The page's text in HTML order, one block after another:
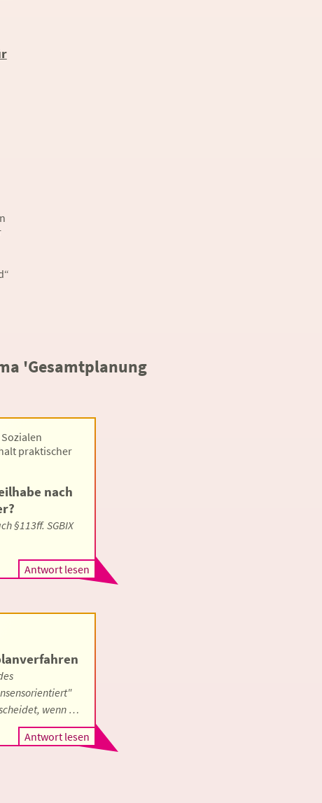
'Gesamtplanung
praktischer
nach
§113ff. SGBIX
Antwort lesen
wenn …
Antwort lesen